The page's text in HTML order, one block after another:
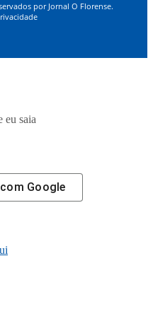
por Jornal O Florense.
eu saia
Google